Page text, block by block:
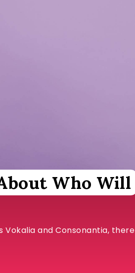
Who Will
and Consonantia, there